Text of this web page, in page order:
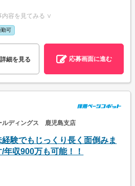
内容を見てみる ∨
勤可
詳細を見る 応募画面に進む
ルディングス 鹿児島支店
経験でもじっくり長く面倒みま
/年収900万も可能！！